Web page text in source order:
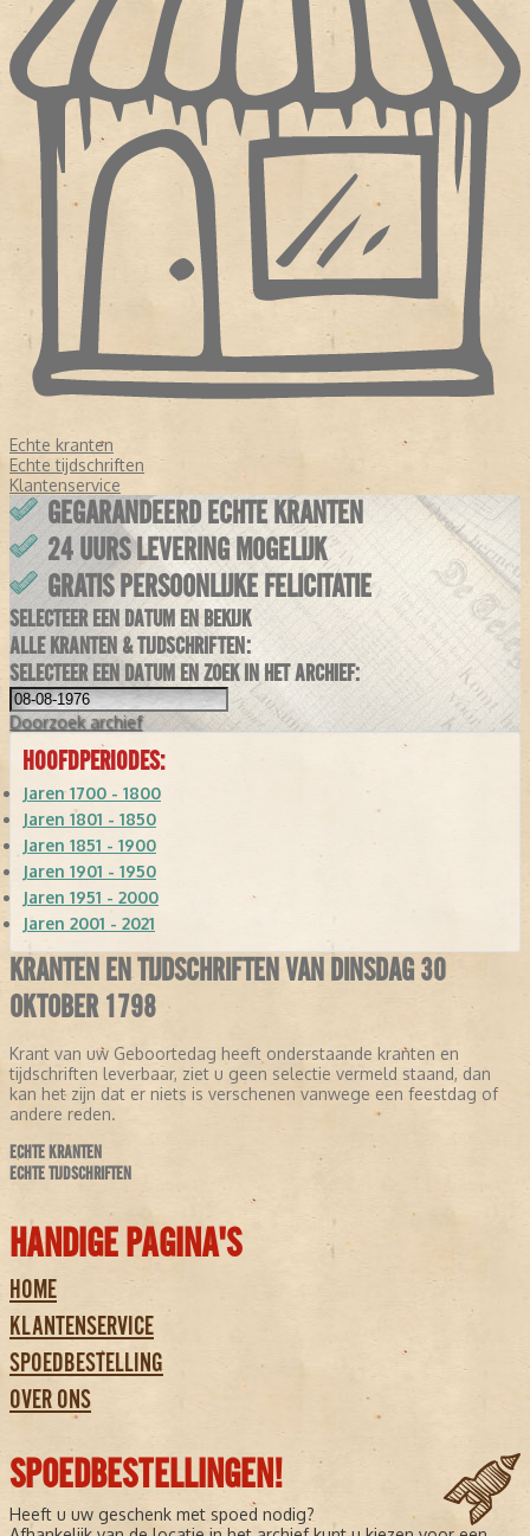
Echte kranten
Echte tijdschriften
Klantenservice
GEGARANDEERD ECHTE KRANTEN
24 UURS LEVERING MOGELIJK
GRATIS PERSOONLIJKE FELICITATIE
SELECTEER EEN DATUM EN BEKIJK
ALLE KRANTEN & TIJDSCHRIFTEN:
SELECTEER EEN DATUM EN ZOEK IN HET ARCHIEF:
Doorzoek archief
HOOFDPERIODES:
Jaren 1700 - 1800
Jaren 1801 - 1850
Jaren 1851 - 1900
Jaren 1901 - 1950
Jaren 1951 - 2000
Jaren 2001 - 2021
KRANTEN EN TIJDSCHRIFTEN VAN DINSDAG 30
OKTOBER 1798
Krant van uw Geboortedag heeft onderstaande kranten en
tijdschriften leverbaar, ziet u geen selectie vermeld staand, dan
kan het zijn dat er niets is verschenen vanwege een feestdag of
andere reden.
ECHTE KRANTEN
ECHTE TIJDSCHRIFTEN
HANDIGE PAGINA'S
HOME
KLANTENSERVICE
SPOEDBESTELLING
OVER ONS
SPOEDBESTELLINGEN!
Heeft u uw geschenk met spoed nodig?